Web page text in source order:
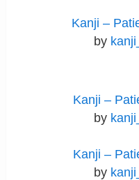
Kanji –
by
Kanji –
by
Kanji –
by